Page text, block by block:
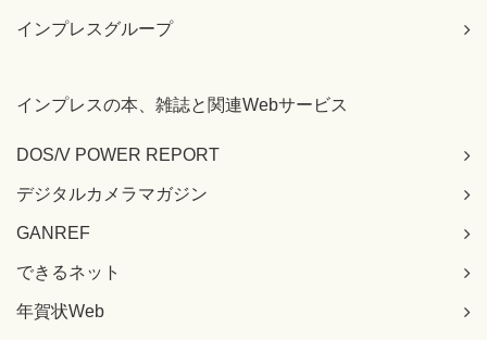
インプレスグループ
インプレスの本、雑誌と関連Webサービス
DOS/V POWER REPORT
デジタルカメラマガジン
GANREF
できるネット
年賀状Web